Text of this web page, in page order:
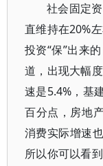
社会固定
直维持在20%
投资“保”出来
道，出现大幅
速是5.4%，基
百分点，房地
消费实际增速
所以你可以看